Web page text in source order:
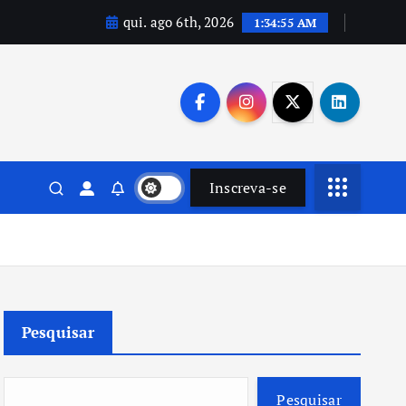
qui. ago 6th, 2026 1:34:56 AM
Inscreva-se
Pesquisar
Pesquisar